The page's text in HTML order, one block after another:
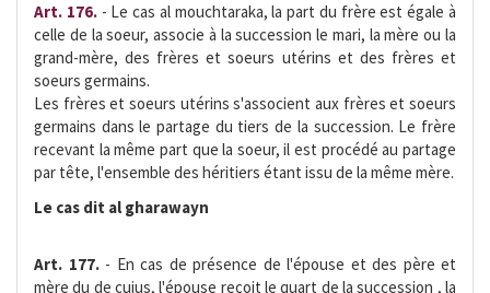
Art. 176.- Le cas al mouchtaraka, la part du frère est égale à
celle de la soeur, associe à la succession le mari, la mère ou la
grand-mère, des frères et soeurs utérins et des frères et
soeurs germains.
Les frères et soeurs utérins s'associent aux frères et soeurs
germains dans le partage du tiers de la succession. Le frère
recevant la même part que la soeur, il est procédé au partage
par tête, l'ensemble des héritiers étant issu de la même mère.
Le cas dit al gharawayn
Art. 177.- En cas de présence de l'épouse et des père et
mère du de cujus, l'épouse reçoit le quart de la succession , la